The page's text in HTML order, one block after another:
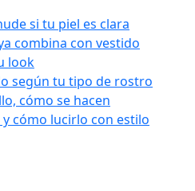
si tu piel es clara
combina con vestido
look
según tu tipo de rostro
cómo se hacen
y cómo lucirlo con estilo